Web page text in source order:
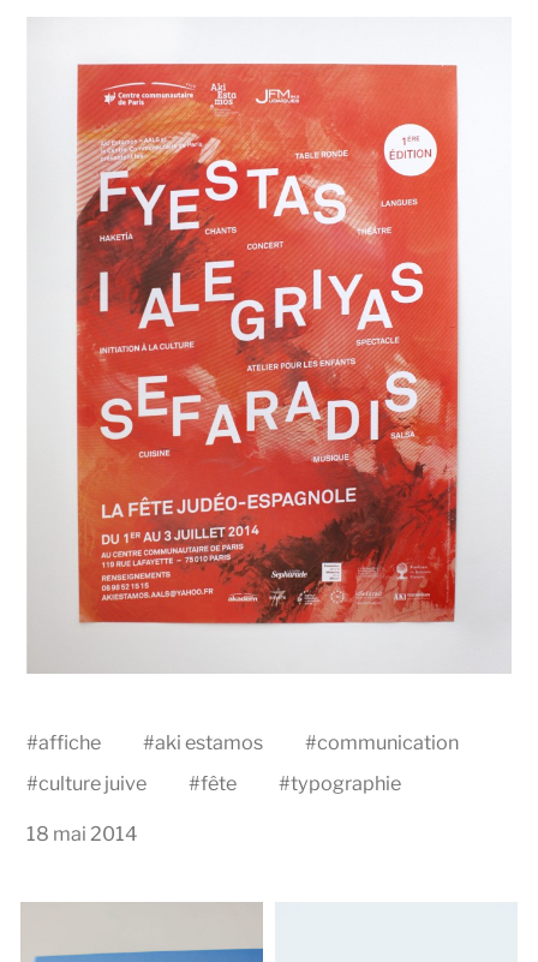
#affiche #aki estamos #communication
#culture juive #fête #typographie
18 mai 2014